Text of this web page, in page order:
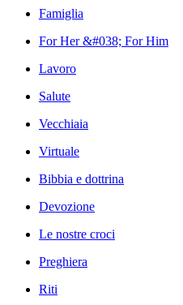
Famiglia
For Her &#038; For Him
Lavoro
Salute
Vecchiaia
Virtuale
Bibbia e dottrina
Devozione
Le nostre croci
Preghiera
Riti